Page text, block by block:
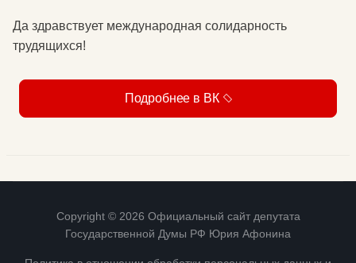
Да здравствует международная солидарность
трудящихся!
Подробнее в ВК
Copyright © 2026 Официальный сайт депутата
Государственной Думы РФ Юрия Афонина